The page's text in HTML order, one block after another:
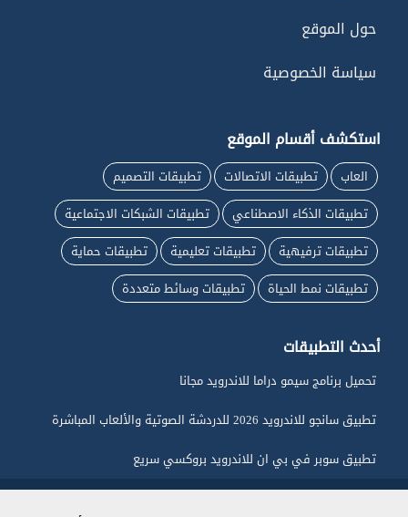
حول الموقع
سياسة الخصوصية
استكشف أقسام الموقع
العاب تطبيقات الاتصالات
تطبيقات التصميم
تطبيقات الذكاء الاصطناعي
تطبيقات الشبكات الاجتماعية
تطبيقات ترفيهية
تطبيقات تعليمية
تطبيقات حماية
تطبيقات نمط الحياة
تطبيقات وسائط متعددة
أحدث التطبيقات
تحميل برنامج سيمو دراما للاندرويد مجانا
تطبيق سانجو للاندرويد 2026 للدردشة الصوتية والألعاب المباشرة
تطبيق سوبر في بي ان للاندرويد بروكسي سريع